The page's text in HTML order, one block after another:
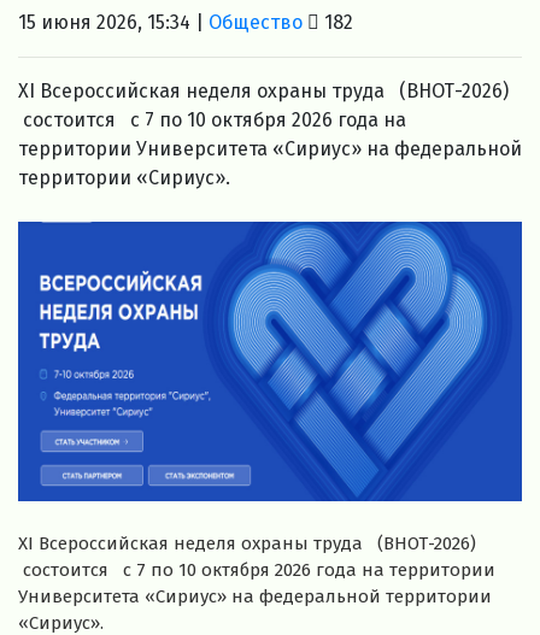
15 июня 2026, 15:34 | Общество 182
XI Всероссийская неделя охраны труда (ВНОТ-2026)
состоится с 7 по 10 октября 2026 года на
территории Университета «Сириус» на федеральной
территории «Сириус».
XI Всероссийская неделя охраны труда (ВНОТ-2026)
состоится с 7 по 10 октября 2026 года на территории
Университета «Сириус» на федеральной территории
«Сириус».